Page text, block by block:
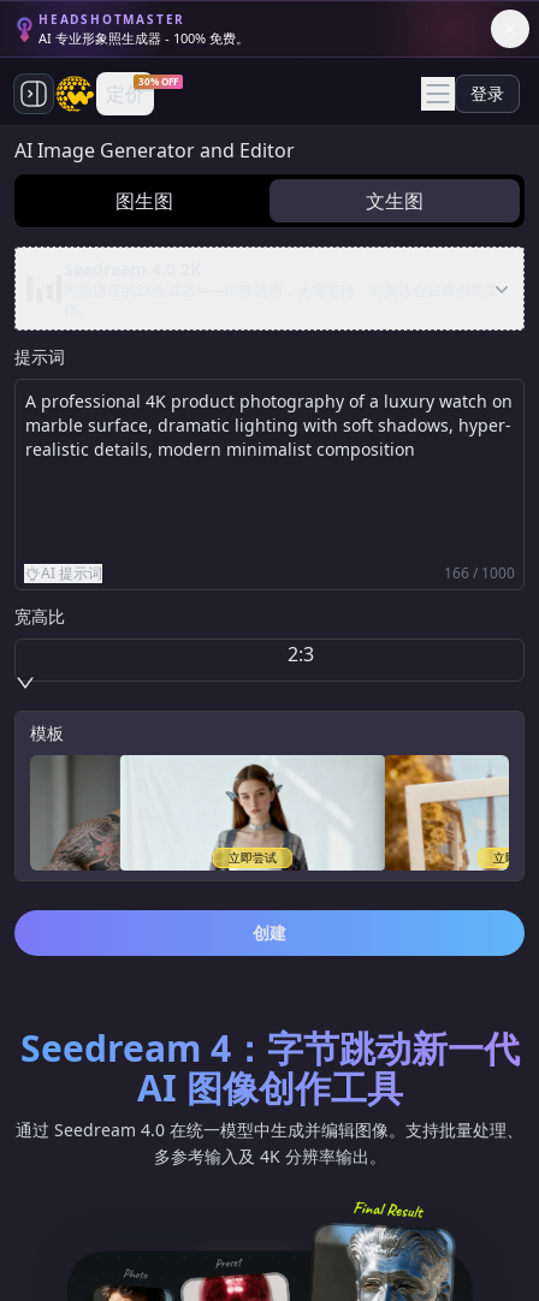
HEADSHOTMASTER
AI 专业形象照生成器 - 100% 免费。
定价30% OFF
登录
AI Image Generator and Editor
图生图
文生图
均衡速度的2K生成器——细节清晰，无需等待，完美适合日常创意工
提示词
AI 提示词 166 / 1000
宽高比
2:3
模板
立即尝试 立即尝试
创建
Seedream 4：字节跳动新一代
AI 图像创作工具
通过 Seedream 4.0 在统一模型中生成并编辑图像。支持批量处理、
多参考输入及 4K 分辨率输出。